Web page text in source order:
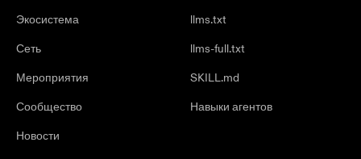
Экосистема
Сеть
Мероприятия
Сообщество
Новости
llms.txt
llms-full.txt
SKILL.md
Навыки агентов